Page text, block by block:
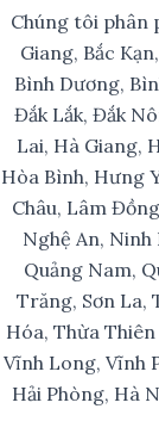
Chúng tôi phân
Giang, Bắc
Bình Dương,
Đắk Lắk, Đắk
Lai, Hà Giang,
Hòa Bình, Hưng
Châu, Lâm
Nghệ An, Ninh
Quảng Nam,
Trăng, Sơn La,
Hóa, Thừa
Vĩnh Long, Vĩnh
Hải Phòng, Hà